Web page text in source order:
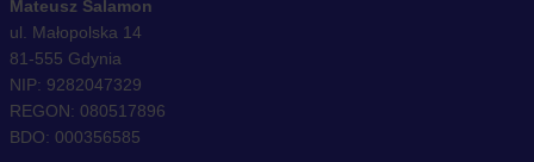
Mateusz Salamon
ul. Małopolska 14
81-555 Gdynia
NIP: 9282047329
REGON: 080517896
BDO: 000356585